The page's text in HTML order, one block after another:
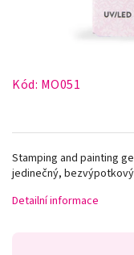
Kód: MO051
Stamping and painting
jedinečný,
Detailní informace